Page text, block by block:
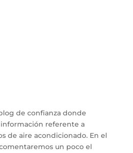
de confianza donde
referente a
de aire acondicionado. En el
un poco el